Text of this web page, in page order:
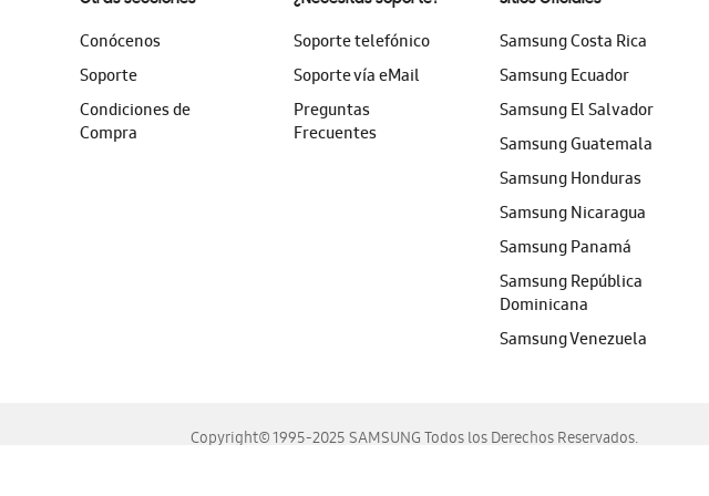
Conócenos
Soporte
Condiciones de
Compra
Soporte telefónico
Soporte vía eMail
Preguntas
Frecuentes
Samsung Costa Rica
Samsung Ecuador
Samsung El Salvador
Samsung Guatemala
Samsung Honduras
Samsung Nicaragua
Samsung Panamá
Samsung República
Dominicana
Samsung Venezuela
Copyright© 1995-2025 SAMSUNG Todos los Derechos Reservados.